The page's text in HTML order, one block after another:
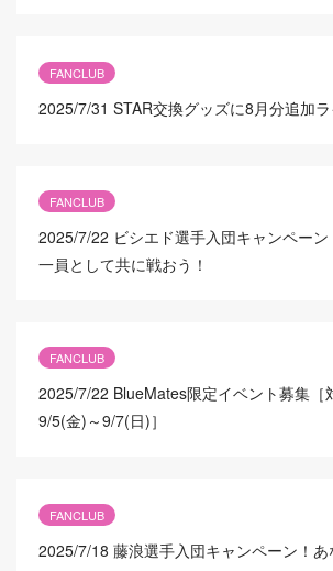
FANCLUB
2025/7/31 STAR交換グッズに8月分追加ラ
FANCLUB
2025/7/22 ビシエド選手入団キャンペー
一員として共に戦おう！
FANCLUB
2025/7/22 BlueMates限定イベント募集［
9/5(金)～9/7(日)］
FANCLUB
2025/7/18 藤浪選手入団キャンペーン！